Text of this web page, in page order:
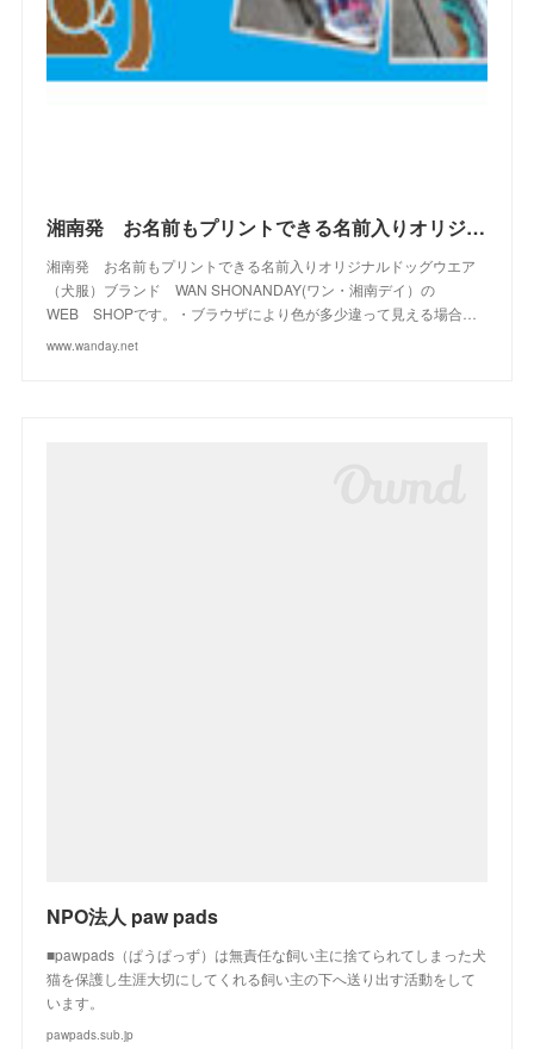
4)
(13)
10)
(16)
13)
23)
)
(2) 湘南発 お名前もプリントできる名前入りオリジナルドッグウエアブランド WAN SHONANDAY(ワン・湘南デイ）の WEB SHOPです
湘南発 お名前もプリントできる名前入りオリジナルドッグウエア
（犬服）ブランド WAN SHONANDAY(ワン・湘南デイ）の
WEB SHOPです。・ブラウザにより色が多少違って見える場合…
www.wanday.net
NPO法人 paw pads
■pawpads（ぱうぱっず）は無責任な飼い主に捨てられてしまった犬
猫を保護し生涯大切にしてくれる飼い主の下へ送り出す活動をして
います。
pawpads.sub.jp